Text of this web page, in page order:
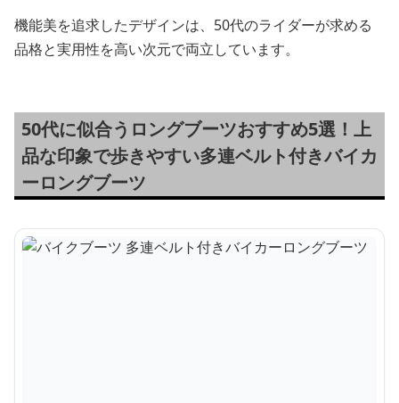
機能美を追求したデザインは、50代のライダーが求める
品格と実用性を高い次元で両立しています。
50代に似合うロングブーツおすすめ5選！上
品な印象で歩きやすい多連ベルト付きバイカ
ーロングブーツ